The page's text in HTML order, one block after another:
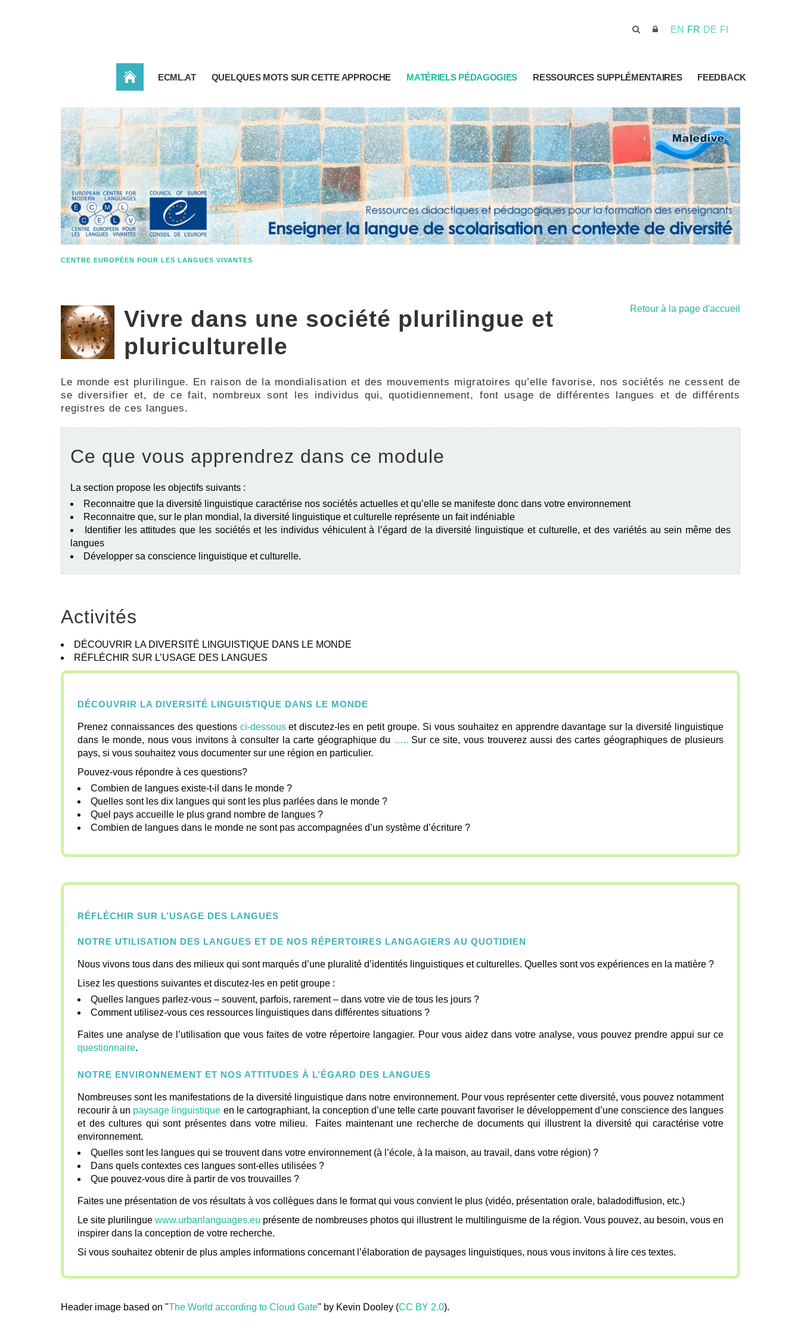
EN FR DE FI
ACCUEIL ECML.AT QUELQUES MOTS SUR CETTE APPROCHE MATÉRIELS PÉDAGOGIES RESSOURCES SUPPLÉMENTAIRES FEEDBACK
CENTRE EUROPÉEN POUR LES LANGUES VIVANTES
Retour à la page d'accueil
Vivre dans une société plurilingue et
pluriculturelle
Le monde est plurilingue. En raison de la mondialisation et des mouvements migratoires qu’elle favorise, nos sociétés ne cessent de
se diversifier et, de ce fait, nombreux sont les individus qui, quotidiennement, font usage de différentes langues et de différents
registres de ces langues.
Ce que vous apprendrez dans ce module
La section propose les objectifs suivants :
Reconnaitre que la diversité linguistique caractérise nos sociétés actuelles et qu’elle se manifeste donc dans votre environnement
Reconnaitre que, sur le plan mondial, la diversité linguistique et culturelle représente un fait indéniable
Identifier les attitudes que les sociétés et les individus véhiculent à l’égard de la diversité linguistique et culturelle, et des variétés au sein même des
langues
Développer sa conscience linguistique et culturelle.
Activités
DÉCOUVRIR LA DIVERSITÉ LINGUISTIQUE DANS LE MONDE
RÉFLÉCHIR SUR L’USAGE DES LANGUES
DÉCOUVRIR LA DIVERSITÉ LINGUISTIQUE DANS LE MONDE
Prenez connaissances des questionsci-dessouset discutez-les en petit groupe. Si vous souhaitez en apprendre davantage sur la diversité linguistique
dans le monde, nous vous invitons à consulter la carte géographique du ….. Sur ce site, vous trouverez aussi des cartes géographiques de plusieurs
pays, si vous souhaitez vous documenter sur une région en particulier.
Pouvez-vous répondre à ces questions?
Combien de langues existe-t-il dans le monde ?
Quelles sont les dix langues qui sont les plus parlées dans le monde ?
Quel pays accueille le plus grand nombre de langues ?
Combien de langues dans le monde ne sont pas accompagnées d’un système d’écriture ?
RÉFLÉCHIR SUR L’USAGE DES LANGUES
NOTRE UTILISATION DES LANGUES ET DE NOS RÉPERTOIRES LANGAGIERS AU QUOTIDIEN
Nous vivons tous dans des milieux qui sont marqués d’une pluralité d’identités linguistiques et culturelles. Quelles sont vos expériences en la matière ?
Lisez les questions suivantes et discutez-les en petit groupe :
Quelles langues parlez-vous – souvent, parfois, rarement – dans votre vie de tous les jours ?
Comment utilisez-vous ces ressources linguistiques dans différentes situations ?
Faites une analyse de l’utilisation que vous faites de votre répertoire langagier. Pour vous aidez dans votre analyse, vous pouvez prendre appui sur ce
questionnaire.
NOTRE ENVIRONNEMENT ET NOS ATTITUDES À L’ÉGARD DES LANGUES
Nombreuses sont les manifestations de la diversité linguistique dans notre environnement. Pour vous représenter cette diversité, vous pouvez notamment
recourir à un paysage linguistique en le cartographiant, la conception d’une telle carte pouvant favoriser le développement d’une conscience des langues
et des cultures qui sont présentes dans votre milieu. Faites maintenant une recherche de documents qui illustrent la diversité qui caractérise votre
environnement.
Quelles sont les langues qui se trouvent dans votre environnement (à l’école, à la maison, au travail, dans votre région) ?
Dans quels contextes ces langues sont-elles utilisées ?
Que pouvez-vous dire à partir de vos trouvailles ?
Faites une présentation de vos résultats à vos collègues dans le format qui vous convient le plus (vidéo, présentation orale, baladodiffusion, etc.)
Le site plurilinguewww.urbanlanguages.eu présente de nombreuses photos qui illustrent le multilinguisme de la région. Vous pouvez, au besoin, vous en
inspirer dans la conception de votre recherche.
Si vous souhaitez obtenir de plus amples informations concernant l’élaboration de paysages linguistiques, nous vous invitons à lire ces textes.
Header image based on "The World according to Cloud Gate" by Kevin Dooley (CC BY 2.0).